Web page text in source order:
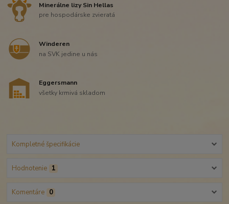
Minerálne lizy Sin Hellas
pre hospodárske zvieratá
Winderen
na SVK jedine u nás
Eggersmann
všetky krmivá skladom
Kompletné špecifikácie
Hodnotenie 1
Komentáre 0